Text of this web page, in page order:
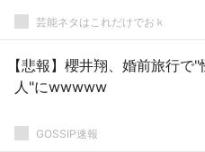
芸能ネタはこれだけでおｋ
【悲報】櫻井翔、婚前旅行で
人"にwwwww
GOSSIP速報